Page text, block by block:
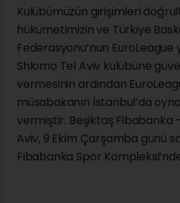
Kulübümüzün girişimleri
hükümetimizin ve Türkiye
Federasyonu’nun
Shlomo Tel Aviv kulübüne
vermesinin ardından
müsabakanın İstanbul’da
vermiştir. Beşiktaş Fibabanka
Aviv, 9 Ekim Çarşamba günü
Fibabanka Spor